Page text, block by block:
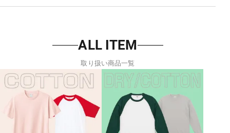
性の体型に合わせたガールズサイズ
（GS、GM、GL）も取り揃えておりALL ITEM
取り扱い商品一覧